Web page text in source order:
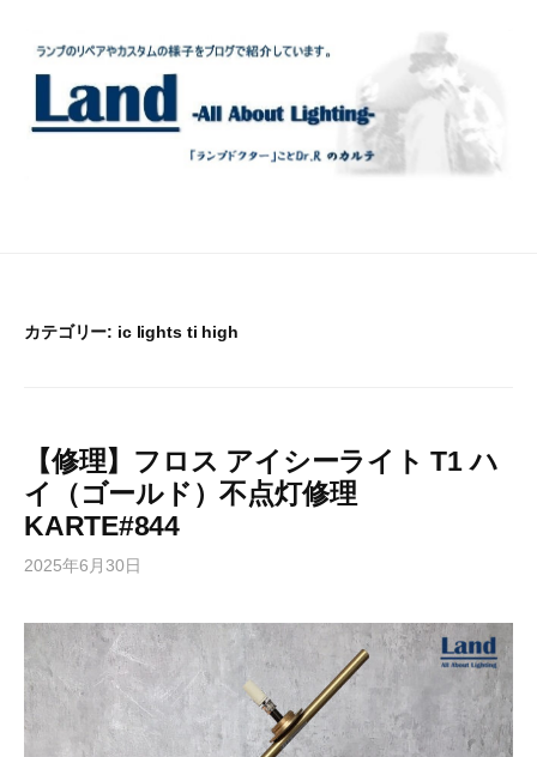
カテゴリー: ic lights ti high
【修理】フロス アイシーライト T1 ハ
イ（ゴールド）不点灯修理
KARTE#844
2025年6月30日